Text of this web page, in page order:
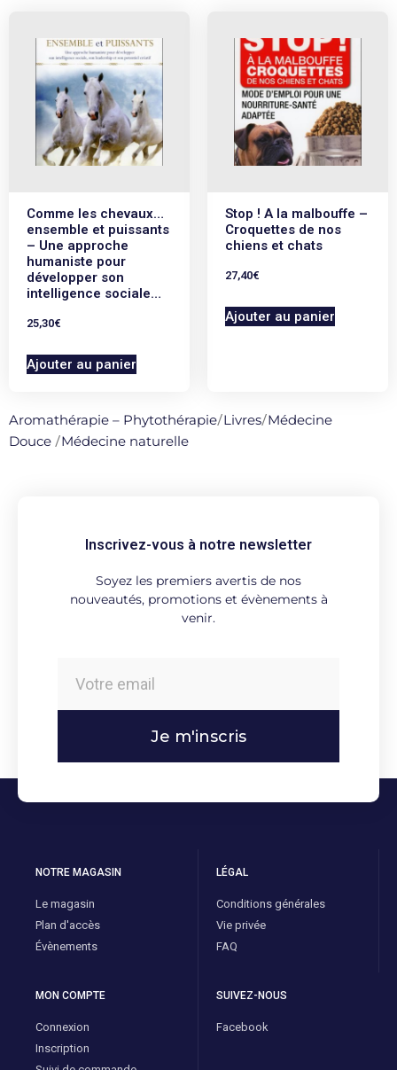
Comme les chevaux…
ensemble et puissants
– Une approche
humaniste pour
développer son
intelligence sociale…
25,30€
Ajouter au panier
Stop ! A la malbouffe –
Croquettes de nos
chiens et chats
27,40€
Ajouter au panier
Aromathérapie – Phytothérapie/Livres/Médecine
Douce /Médecine naturelle
Inscrivez-vous à notre newsletter
Soyez les premiers avertis de nos
nouveautés, promotions et évènements à
venir.
Je m'inscris
NOTRE MAGASIN
Le magasin
Plan d'accès
Évènements
LÉGAL
Conditions générales
Vie privée
FAQ
MON COMPTE
Connexion
Inscription
SUIVEZ-NOUS
Facebook